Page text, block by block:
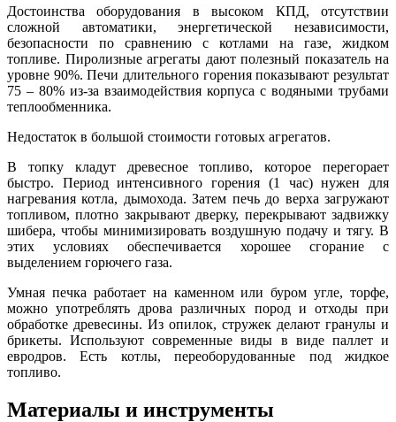
Достоинства оборудования в высоком КПД, отсутствии
сложной автоматики, энергетической независимости,
безопасности по сравнению с котлами на газе, жидком
топливе. Пиролизные агрегаты дают полезный показатель на
уровне 90%. Печи длительного горения показывают результат
75 – 80% из-за взаимодействия корпуса с водяными трубами
теплообменника.
Недостаток в большой стоимости готовых агрегатов.
В топку кладут древесное топливо, которое перегорает
быстро. Период интенсивного горения (1 час) нужен для
нагревания котла, дымохода. Затем печь до верха загружают
топливом, плотно закрывают дверку, перекрывают задвижку
шибера, чтобы минимизировать воздушную подачу и тягу. В
этих условиях обеспечивается хорошее сгорание с
выделением горючего газа.
Умная печка работает на каменном или буром угле, торфе,
можно употреблять дрова различных пород и отходы при
обработке древесины. Из опилок, стружек делают гранулы и
брикеты. Используют современные виды в виде паллет и
евродров. Есть котлы, переоборудованные под жидкое
топливо.
Материалы и инструменты